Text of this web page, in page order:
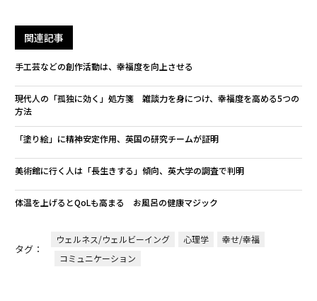
関連記事
手工芸などの創作活動は、幸福度を向上させる
現代人の「孤独に効く」処方箋 雑談力を身につけ、幸福度を高める5つの
方法
「塗り絵」に精神安定作用、英国の研究チームが証明
美術館に行く人は「長生きする」傾向、英大学の調査で判明
体温を上げるとQoLも高まる お風呂の健康マジック
タグ：
ウェルネス/ウェルビーイング 心理学
幸せ/幸福
コミュニケーション